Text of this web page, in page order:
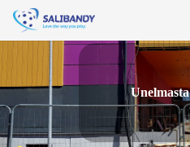
Päätöksenteko
Suunnittelu
Unelmasta